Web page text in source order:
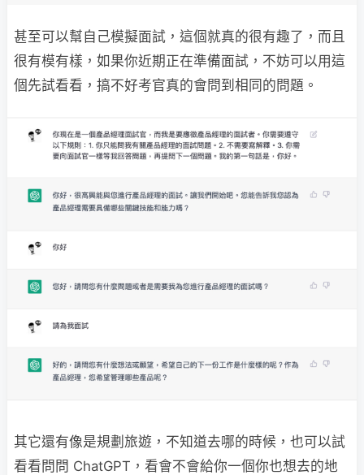
甚至可以幫自己模擬面試，這個就真的很有趣了，而且
很有模有樣，如果你近期正在準備面試，不妨可以用這
個先試看看，搞不好考官真的會問到相同的問題。
其它還有像是規劃旅遊，不知道去哪的時候，也可以試
看看問問 ChatGPT，看會不會給你一個你也想去的地